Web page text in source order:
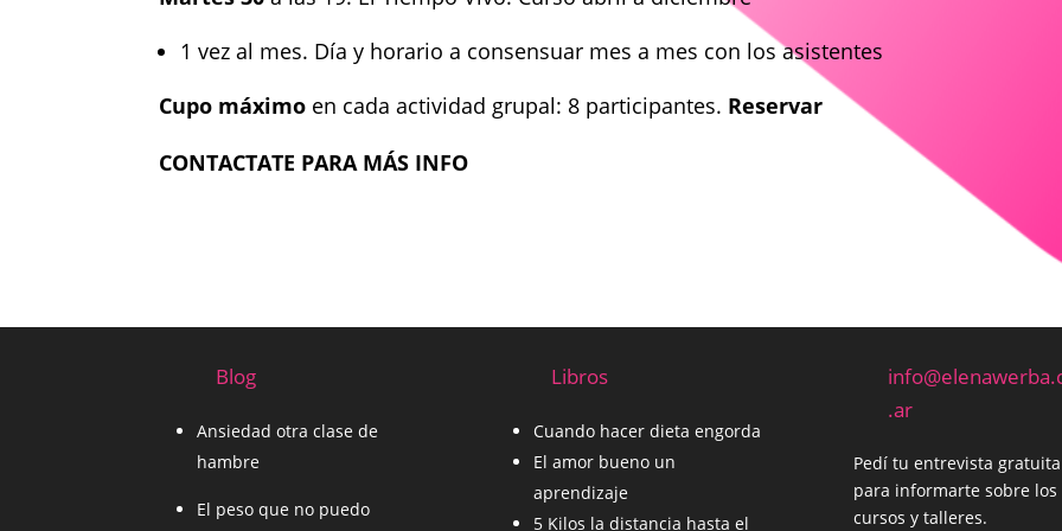
1 vez al mes. Día y horario a consensuar mes a mes con los asistentes
Cupo máximo en cada actividad grupal: 8 participantes. Reservar
CONTACTATE PARA MÁS INFO
Blog
Ansiedad otra clase de
hambre
El peso que no puedo
Libros
Cuando hacer dieta engorda
El amor bueno un
aprendizaje
5 Kilos la distancia hasta el
.ar
Pedí tu entrevista gratuita
para informarte sobre los
cursos y talleres.